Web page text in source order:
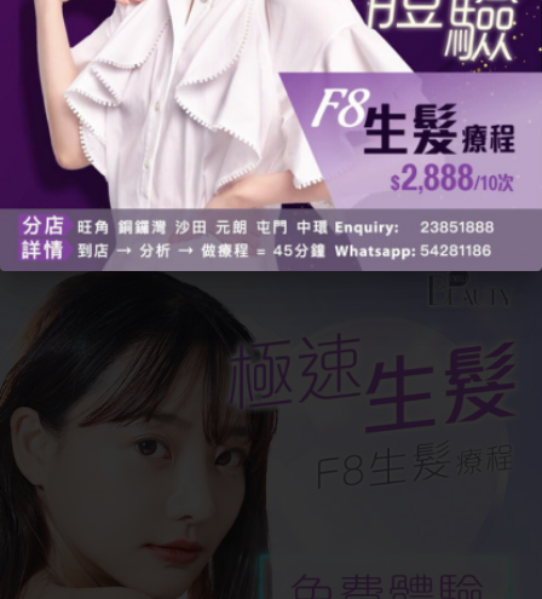
3. 永久性脫髮風險： 長期的毛囊發炎，例
如嚴重的毛囊炎或皮膚炎，可能導致毛囊
被疤痕組織取代，增加
脫髮問題
的嚴重
性。